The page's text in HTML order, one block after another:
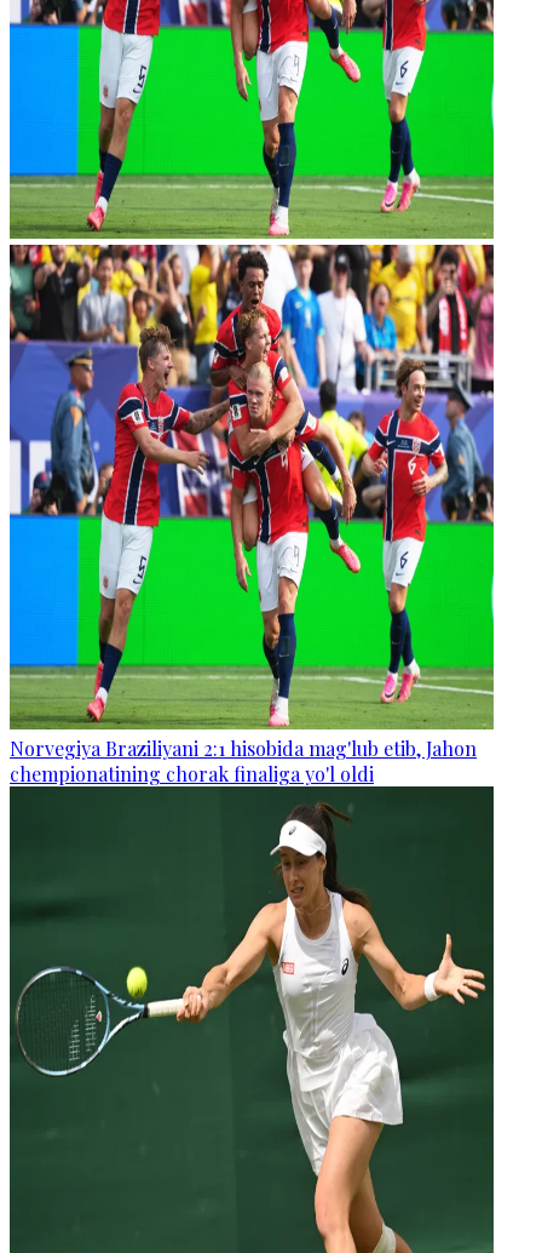
Norvegiya Braziliyani 2:1 hisobida mag'lub etib, Jahon
chempionatining chorak finaliga yo'l oldi